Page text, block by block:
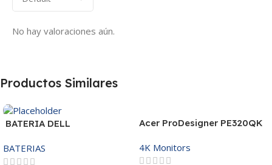
No hay valoraciones aún.
Productos Similares
BATERIA DELL
3521/5421/3425 14.8V
BATERIAS
Acer ProDesigner PE320QK
4K Monitors